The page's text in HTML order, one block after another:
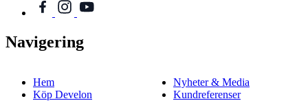
Navigering
Hem
Köp Develon
Nyheter & Media
Kundreferenser